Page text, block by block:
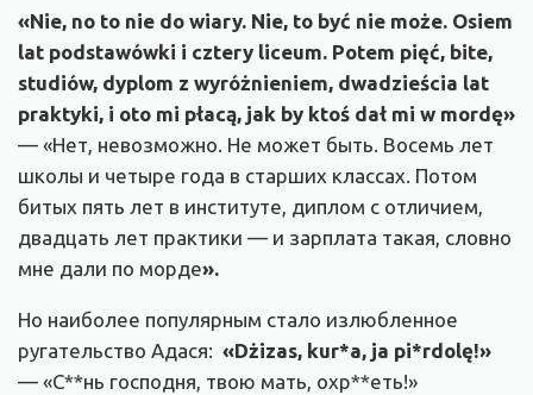
«Nie, no to nie do wiary. Nie, to być nie może. Osiem
lat podstawówki i cztery liceum. Potem pięć, bite,
studiów, dyplom z wyróżnieniem, dwadzieścia lat
praktyki, i oto mi płacą, jak by ktoś dał mi w mordę»
— «Нет, невозможно. Не может быть. Восемь лет
школы и четыре года в старших классах. Потом
битых пять лет в институте, диплом с отличием,
двадцать лет практики — и зарплата такая, словно
мне дали по морде».
Но наиболее популярным стало излюбленное
ругательство Адася: «Dżizas, kur*a, ja pi*rdolę!»
— «С**нь господня, твою мать, охр**еть!»